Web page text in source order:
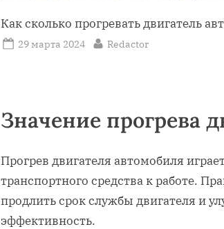
Как сколько прогревать двигатель
Posted
29 марта 2024 By
Redactor
Значение прогрева
Прогрев двигателя автомобиля
транспортного средства к работе.
продлить срок службы двигателя и
эффективность.